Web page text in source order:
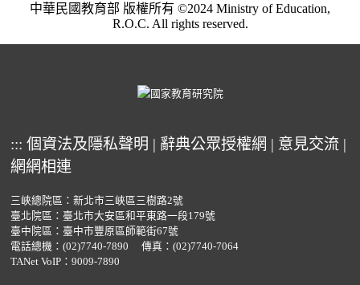
中華民國教育部 版權所有 ©2024 Ministry of Education,
R.O.C. All rights reserved.
::: 個資法及隱私聲明 | 辭典公眾授權網 | 意見交流 |
網網相連
三峽總院區：新北市三峽區三樹路2號
臺北院區：臺北市大安區和平東路一段179號
臺中院區：臺中市豐原區師範街67號
電話總機： (02)7740-7890
傳真：(02)7740-7064
TANet VoIP：9009-7890